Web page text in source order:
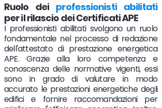
Ruolo dei professionisti abilitati
per il rilascio dei Certificati APE
I professionisti abilitati svolgono un ruolo
fondamentale nel processo di redazione
dell'attestato di prestazione energetica
APE. Grazie alla loro competenza e
conoscenza delle normative vigenti, essi
sono in grado di valutare in modo
accurato le prestazioni energetiche degli
edifici e fornire raccomandazioni per